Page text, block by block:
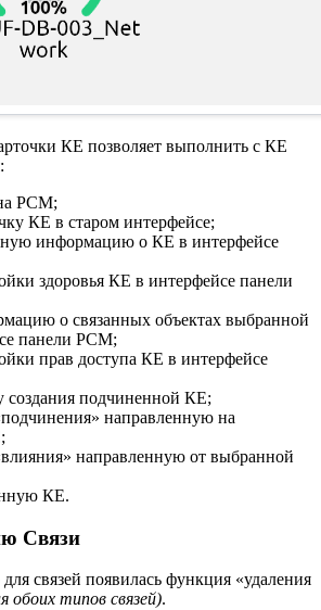
КЕ позволяет выполнить с КЕ
РСМ;
КЕ в старом интерфейсе;
информацию о КЕ в интерфейсе
здоровья КЕ в интерфейсе панели
о связанных объектах выбранной
панели РСМ;
прав доступа КЕ в интерфейсе
подчиненной КЕ;
направленную на
направленную от выбранной
КЕ.
Связи
связей появилась функция «удаления
обоих типов связей).